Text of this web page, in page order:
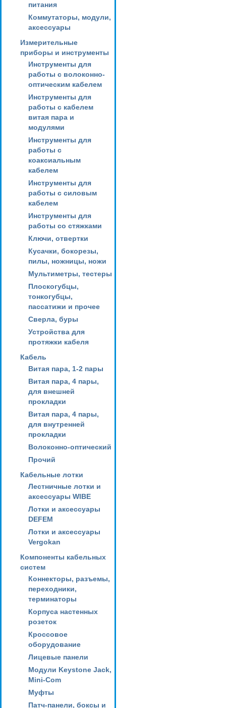
питания
Коммутаторы, модули,
аксессуары
Измерительные
приборы и инструменты
Инструменты для
работы с волоконно-
оптическим кабелем
Инструменты для
работы с кабелем
витая пара и
модулями
Инструменты для
работы с
коаксиальным
кабелем
Инструменты для
работы с силовым
кабелем
Инструменты для
работы со стяжками
Ключи, отвертки
Кусачки, бокорезы,
пилы, ножницы, ножи
Мультиметры, тестеры
Плоскогубцы,
тонкогубцы,
пассатижи и прочее
Сверла, буры
Устройства для
протяжки кабеля
Кабель
Витая пара, 1-2 пары
Витая пара, 4 пары,
для внешней
прокладки
Витая пара, 4 пары,
для внутренней
прокладки
Волоконно-оптический
Прочий
Кабельные лотки
Лестничные лотки и
аксессуары WIBE
Лотки и аксессуары
DEFEM
Лотки и аксессуары
Vergokan
Компоненты кабельных
систем
Коннекторы, разъемы,
переходники,
терминаторы
Корпуса настенных
розеток
Кроссовое
оборудование
Лицевые панели
Модули Keystone Jack,
Mini-Com
Муфты
Патч-панели, боксы и